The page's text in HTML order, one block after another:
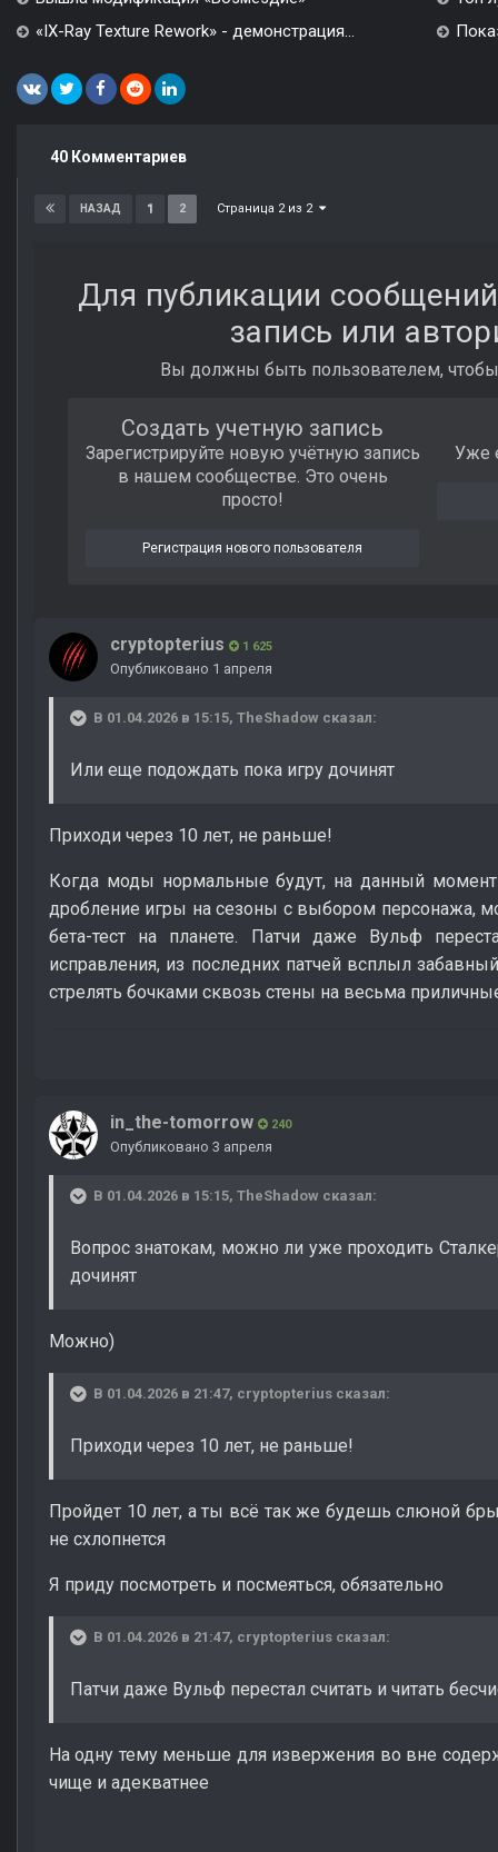
«IX-Ray Texture Rework» - демонстрация...
40 Комментариев
НАЗАД 1 2 Страница 2 из 2
Для публикации
запись или
Вы должны быть пользователем,
Создать учетную запись
Зарегистрируйте новую учётную запись
в нашем сообществе. Это очень
просто!
Регистрация нового пользователя
Уже
cryptopterius 1 625
Опубликовано 1 апреля
В 01.04.2026 в 15:15, TheShadow сказал:
Или еще подождать пока игру дочинят
Приходи через 10 лет, не раньше!
Когда моды нормальные будут, на данный
дробление игры на сезоны с выбором персонажа,
бета-тест на планете. Патчи даже Вульф
исправления, из последних патчей всплыл
стрелять бочками сквозь стены на весьма
in_the-tomorrow 240
Опубликовано 3 апреля
В 01.04.2026 в 15:15, TheShadow сказал:
Вопрос знатокам, можно ли уже проходить
дочинят
Можно)
В 01.04.2026 в 21:47, cryptopterius сказал:
Приходи через 10 лет, не раньше!
Пройдет 10 лет, а ты всё так же будешь слюной
не схлопнется
Я приду посмотреть и посмеяться, обязательно
В 01.04.2026 в 21:47, cryptopterius сказал:
Патчи даже Вульф перестал считать и читать
На одну тему меньше для извержения во вне
чище и адекватнее